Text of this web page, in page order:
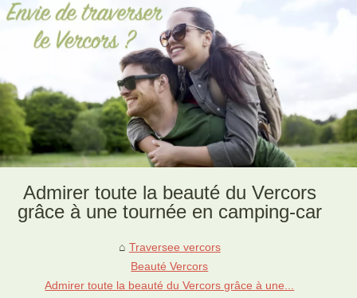
Admirer toute la beauté du Vercors
grâce à une tournée en camping-car
Traversee vercors
Beauté Vercors
Admirer toute la beauté du Vercors grâce à une...